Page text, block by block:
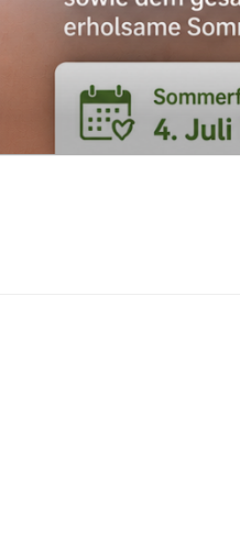
springen